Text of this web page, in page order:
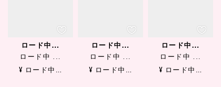
ロード中...
ロード中 ...
¥ ロード中...
ロード中...
ロード中 ...
¥ ロード中...
ロード中...
ロード中 ...
¥ ロード中...